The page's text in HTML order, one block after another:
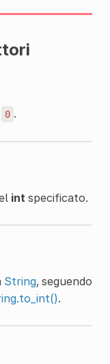
0 .
intspecificato.
String, seguendo
.